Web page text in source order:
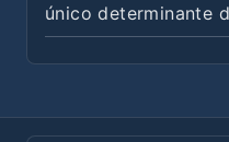
único determinante